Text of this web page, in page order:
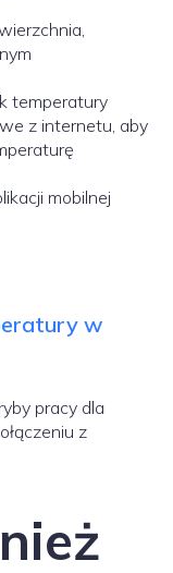
temperatury
z internetu, aby
mobilnej
w
pracy dla
z